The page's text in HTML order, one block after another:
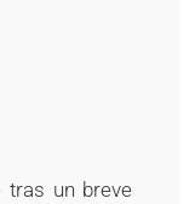
tras un breve